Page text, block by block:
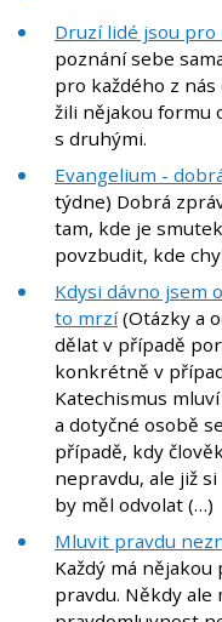
Druzí lidé jsou pro
poznání sebe
pro každého z
žili nějakou formu
s druhými.
Evangelium -
týdne) Dobrá
tam, kde je
povzbudit, kde
Kdysi dávno jsem
to mrzí(Otázky a
dělat v případě
konkrétně v
Katechismus
a dotyčné osobě
případě, kdy
nepravdu, ale již
by měl odvolat (…)
Mluvit pravdu
Každý má
pravdu. Někdy ale